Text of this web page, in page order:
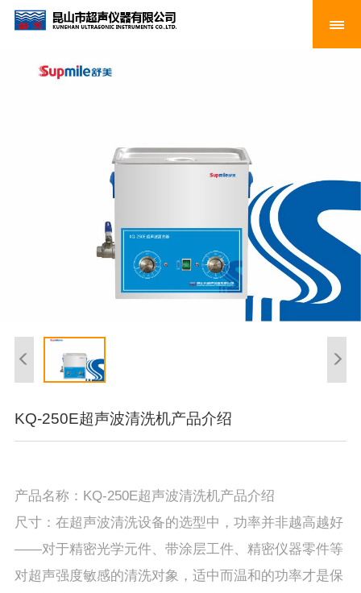
KQ-250E超声波清洗机产品介绍
产品名称：KQ-250E超声波清洗机产品介绍
尺寸：在超声波清洗设备的选型中，功率并非越高越好
——对于精密光学元件、带涂层工件、精密仪器零件等
对超声强度敏感的清洗对象，适中而温和的功率才是保